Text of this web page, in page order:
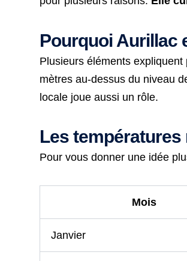
Pourquoi Aurillac
Plusieurs éléments
mètres au-dessus du niveau
locale joue aussi un rôle.
Les
Pour vous donner une idée
Mois
Janvier